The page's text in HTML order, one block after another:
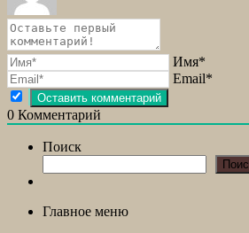
Имя*
Email*
0 Комментарий
Поиск
Главное меню